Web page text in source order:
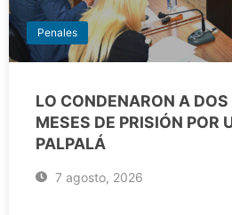
Penales
LO CONDENARON A
MESES DE PRISIÓN POR
PALPALÁ
7 agosto, 2026